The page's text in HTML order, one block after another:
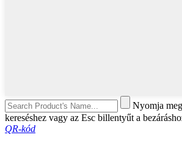
Nyomja
kereséshez vagy az Esc billentyűt a
QR-kód